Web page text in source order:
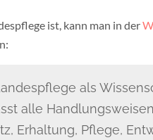
ist, kann man in der
als
alle
Erhaltung, Pflege,